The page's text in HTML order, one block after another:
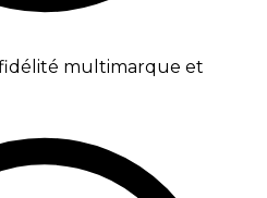
multimarque et